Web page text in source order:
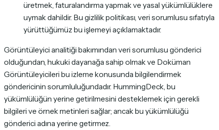
üretmek, faturalandırma yapmak ve yasal yükümlülüklere
uymak dahildir. Bu gizlilik politikası, veri sorumlusu sıfatıyla
yürüttüğümüz bu işlemeyi açıklamaktadır.
Görüntüleyici analitiği bakımından veri sorumlusu gönderici
olduğundan, hukuki dayanağa sahip olmak ve Doküman
Görüntüleyicileri bu izleme konusunda bilgilendirmek
göndericinin sorumluluğundadır. HummingDeck, bu
yükümlülüğün yerine getirilmesini desteklemek için gerekli
bilgileri ve örnek metinleri sağlar; ancak bu yükümlülüğü
gönderici adına yerine getirmez.